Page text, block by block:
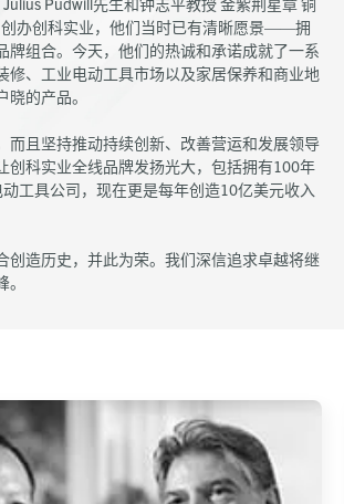
创办创科实业，他们当时已有清晰愿景——拥
牌组合。今天，他们的热诚和承诺成就了一系
修、工业电动工具市场以及家居保养和商业地
的产品。
而且坚持推动持续创新、改善营运和发展领导
创科实业全线品牌发扬光大，包括拥有100年
工具公司，现在更是每年创造10亿美元收入
创造历史，并此为荣。我们深信追求卓越将继